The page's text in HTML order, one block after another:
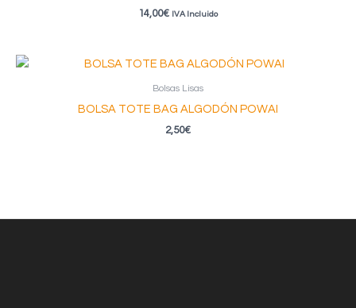
14,00€ IVA Incluido
Bolsas Lisas
BOLSA TOTE BAG ALGODÓN POWAI
2,50€